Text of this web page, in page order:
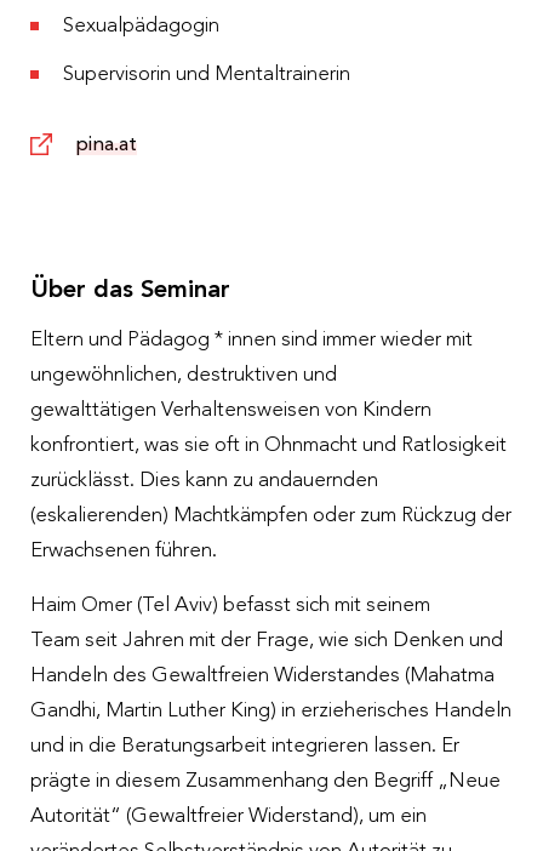
Sexualpädagogin
Supervisorin und Mentaltrainerin
pina.at
Über das Seminar
Eltern und Pädagog * innen sind immer wieder mit
ungewöhnlichen, destruktiven und
gewalttätigen Verhaltensweisen von Kindern
konfrontiert, was sie oft in Ohnmacht und Ratlosigkeit
zurücklässt. Dies kann zu andauernden
(eskalierenden) Machtkämpfen oder zum Rückzug der
Erwachsenen führen.
Haim Omer (Tel Aviv) befasst sich mit seinem
Team seit Jahren mit der Frage, wie sich Denken und
Handeln des Gewaltfreien Widerstandes (Mahatma
Gandhi, Martin Luther King) in erzieherisches Handeln
und in die Beratungsarbeit integrieren lassen. Er
prägte in diesem Zusammenhang den Begriff „Neue
Autorität“ (Gewaltfreier Widerstand), um ein